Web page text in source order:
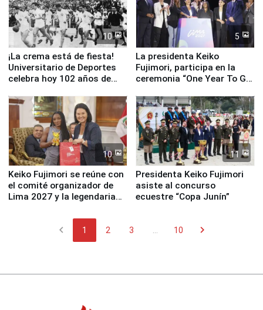
10
¡La crema está de fiesta!
Universitario de Deportes
celebra hoy 102 años de
5
La presidenta Keiko
Fujimori, participa en la
ceremonia “One Year To Go
10
Keiko Fujimori se reúne con
el comité organizador de
Lima 2027 y la legendaria
11
Presidenta Keiko Fujimori
asiste al concurso
ecuestre “Copa Junín”
chevron_left 1 2 3 10 chevron_right